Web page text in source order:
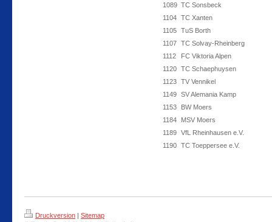
1089 TC Sonsbeck
1104 TC Xanten
1105 TuS Borth
1107 TC Solvay-Rheinberg
1112
FC Viktoria Alpen
1120 TC Schaephuysen
1123 TV Vennikel
1149 SV Alemania Kamp
1153
BW Moers
1184
MSV Moers
1189 VfL Rheinhausen e.V.
1190 TC Toeppersee e.V.
Druckversion | Sitemap